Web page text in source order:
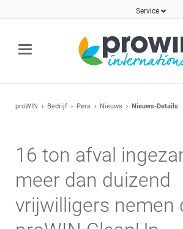
Service
proWIN Bedrijf Pers Nieuws Nieuws-Details
16 ton afval
meer dan duizend
vrijwilligers nemen